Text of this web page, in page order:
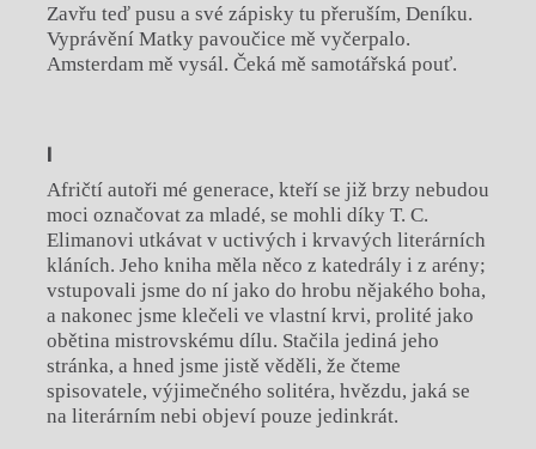
Zavřu teď pusu a své zápisky tu přeruším, Deníku.
Vyprávění Matky pavoučice mě vyčerpalo.
Amsterdam mě vysál. Čeká mě samotářská pouť.
I
Afričtí autoři mé generace, kteří se již brzy nebudou
moci označovat za mladé, se mohli díky T. C.
Elimanovi utkávat v uctivých i krvavých literárních
kláních. Jeho kniha měla něco z katedrály i z arény;
vstupovali jsme do ní jako do hrobu nějakého boha,
a nakonec jsme klečeli ve vlastní krvi, prolité jako
obětina mistrovskému dílu. Stačila jediná jeho
stránka, a hned jsme jistě věděli, že čteme
spisovatele, výjimečného solitéra, hvězdu, jaká se
na literárním nebi objeví pouze jedinkrát.